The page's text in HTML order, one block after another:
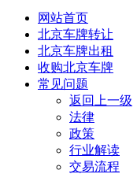
网站首页
北京车牌转让
北京车牌出租
收购北京车牌
常见问题
返回上一级
法律
政策
行业解读
交易流程